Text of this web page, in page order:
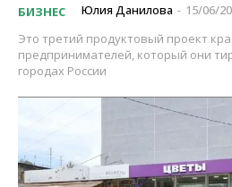
БИЗНЕС Юлия Данилова - 15/06/
Это третий продуктовый проект
предпринимателей, который они
городах России